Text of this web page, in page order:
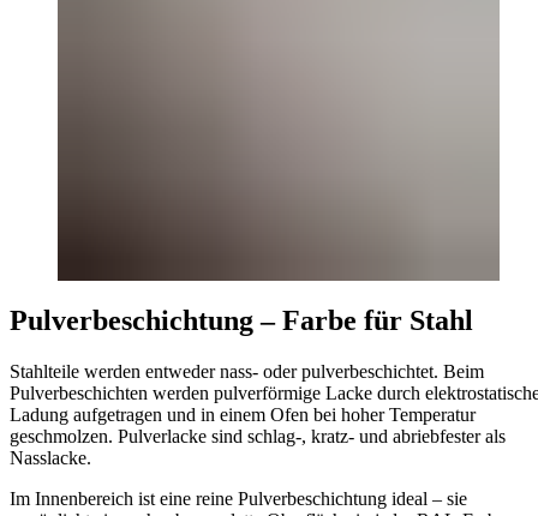
Pulverbeschichtung – Farbe für Stahl
Stahlteile werden entweder nass- oder pulverbeschichtet. Beim
Pulverbeschichten werden pulverförmige Lacke durch
Ladung aufgetragen und in einem Ofen bei hoher Temperatur
geschmolzen. Pulverlacke sind schlag-, kratz- und abriebfester als
Nasslacke.
Im Innenbereich ist eine reine Pulverbeschichtung ideal – sie